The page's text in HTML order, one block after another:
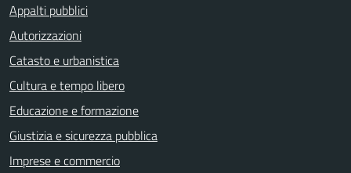
Appalti pubblici
Autorizzazioni
Catasto e urbanistica
Cultura e tempo libero
Educazione e formazione
Giustizia e sicurezza pubblica
Imprese e commercio